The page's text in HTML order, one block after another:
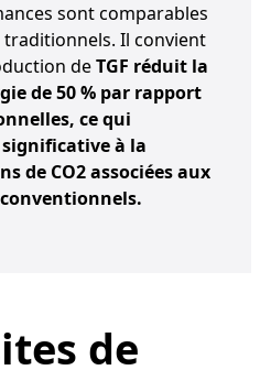
sont comparables
Il convient
deTGF réduit la
de 50 % par rapport
ce qui
à la
de CO2 associées aux
de